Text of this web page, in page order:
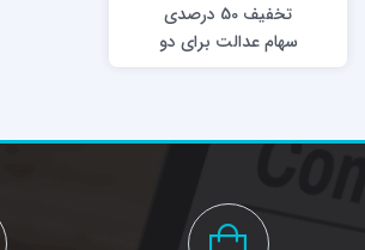
تخفيف 50 درصدی
سهام عدالت برای دو
دهك اول